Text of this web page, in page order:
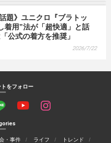
題》ユニクロ『ブラトッ
着用”法が「超快適」と話
公式の着方を推奨」
2026/7/22
をフォロー
・事件 ライフ
トレンド